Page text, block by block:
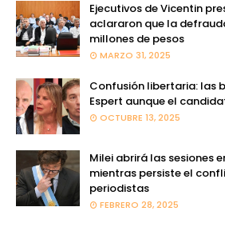
Ejecutivos de Vicentin
aclararon que la
millones de pesos
MARZO 31, 2025
Confusión libertaria: las
Espert aunque el
OCTUBRE 13, 2025
Milei abrirá las sesiones
mientras persiste el
periodistas
FEBRERO 28, 2025